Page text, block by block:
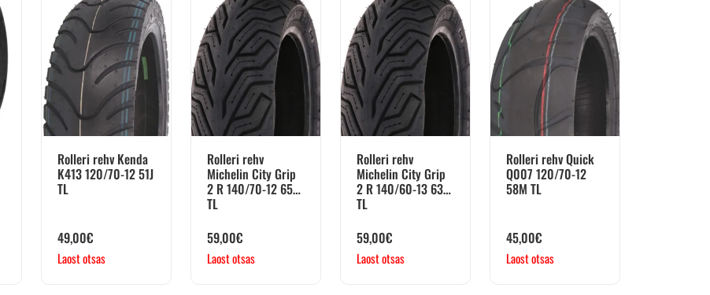
Rolleri rehv Kenda
K413 120/70-12 51J
TL
49,00€
Laost otsas
Rolleri rehv
Michelin City Grip
2 R 140/70-12 65S
TL
59,00€
Laost otsas
Rolleri rehv
Michelin City Grip
2 R 140/60-13 63S
TL
59,00€
Laost otsas
Rolleri rehv Quick
Q007 120/70-12
58M TL
45,00€
Laost otsas